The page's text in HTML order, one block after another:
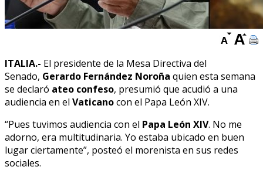
ITALIA.- El presidente de la Mesa Directiva del
Senado, Gerardo Fernández Noroña quien esta semana
se declaró ateo confeso, presumió que acudió a una
audiencia en el Vaticanocon el Papa León XIV.
“Pues tuvimos audiencia con el Papa León XIV. No me
adorno, era multitudinaria. Yo estaba ubicado en buen
lugar ciertamente”, posteó el morenista en sus redes
sociales.